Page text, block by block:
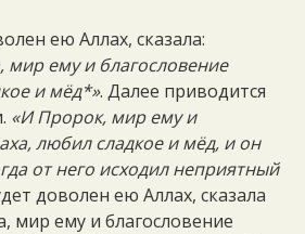
ею Аллах, сказала:
мир ему и благословение
и мёд*». Далее приводится
«И Пророк, мир ему и
любил сладкое и мёд, и он
от него исходил неприятный
доволен ею Аллах, сказала
мир ему и благословение